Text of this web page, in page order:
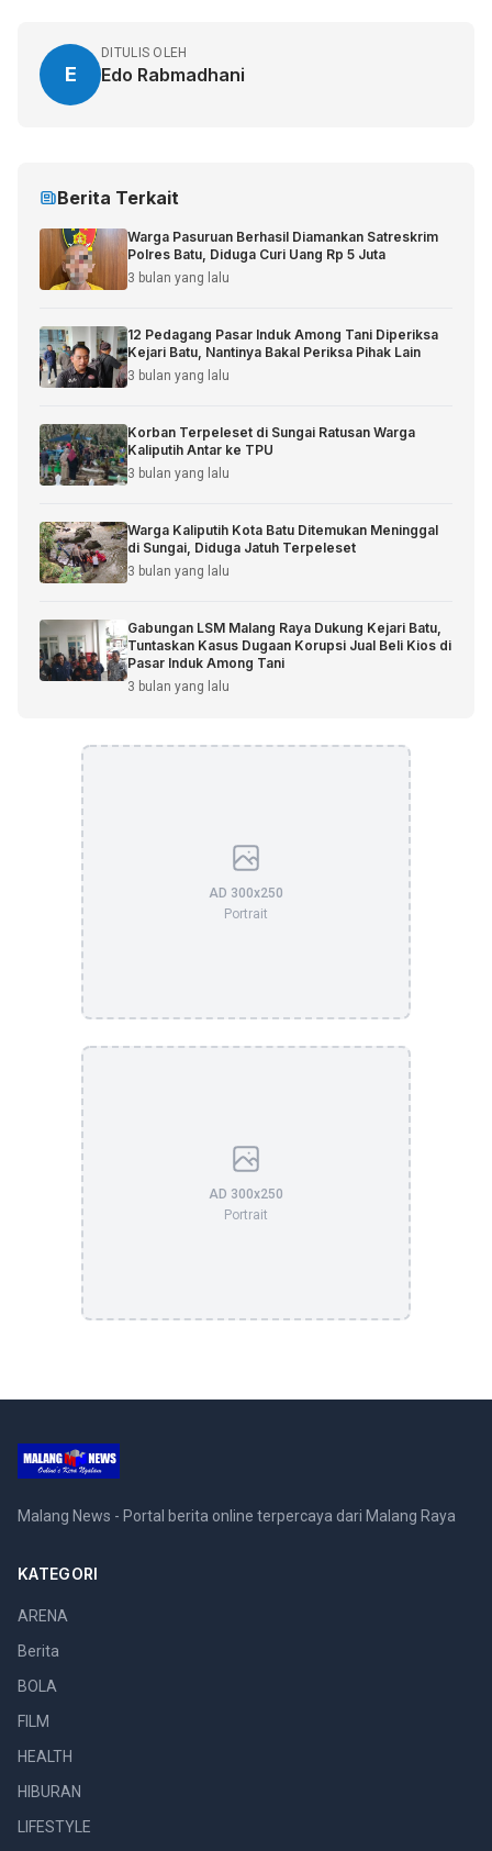
E
DITULIS OLEH
Edo Rabmadhani
Berita Terkait
Warga Pasuruan Berhasil Diamankan Satreskrim
Polres Batu, Diduga Curi Uang Rp 5 Juta
3 bulan yang lalu
12 Pedagang Pasar Induk Among Tani Diperiksa
Kejari Batu, Nantinya Bakal Periksa Pihak Lain
3 bulan yang lalu
Korban Terpeleset di Sungai Ratusan Warga
Kaliputih Antar ke TPU
3 bulan yang lalu
Warga Kaliputih Kota Batu Ditemukan Meninggal
di Sungai, Diduga Jatuh Terpeleset
3 bulan yang lalu
Gabungan LSM Malang Raya Dukung Kejari Batu,
Tuntaskan Kasus Dugaan Korupsi Jual Beli Kios di
Pasar Induk Among Tani
3 bulan yang lalu
AD 300x250
Portrait
AD 300x250
Portrait
Malang News - Portal berita online terpercaya dari Malang Raya
KATEGORI
ARENA
Berita
BOLA
FILM
HEALTH
HIBURAN
LIFESTYLE